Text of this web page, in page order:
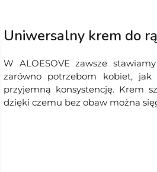
Uniwersalny krem do
W ALOESOVE zawsze
zarówno potrzebom kobiet, jak
przyjemną konsystencję. Krem
dzięki czemu bez obaw można